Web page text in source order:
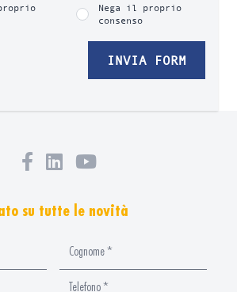
Nega il proprio
consenso
INVIA FORM
su tutte le novità